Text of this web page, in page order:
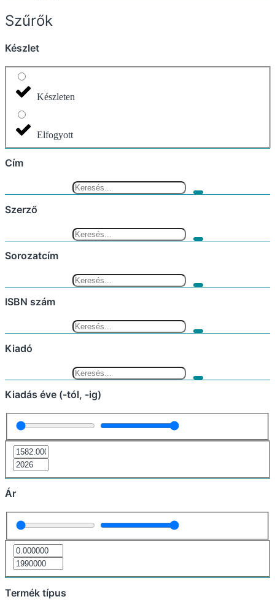
Szűrők
Készlet
Készleten
Elfogyott
Cím
Szerző
Sorozatcím
ISBN szám
Kiadó
Kiadás éve (-tól, -ig)
Ár
Termék típus